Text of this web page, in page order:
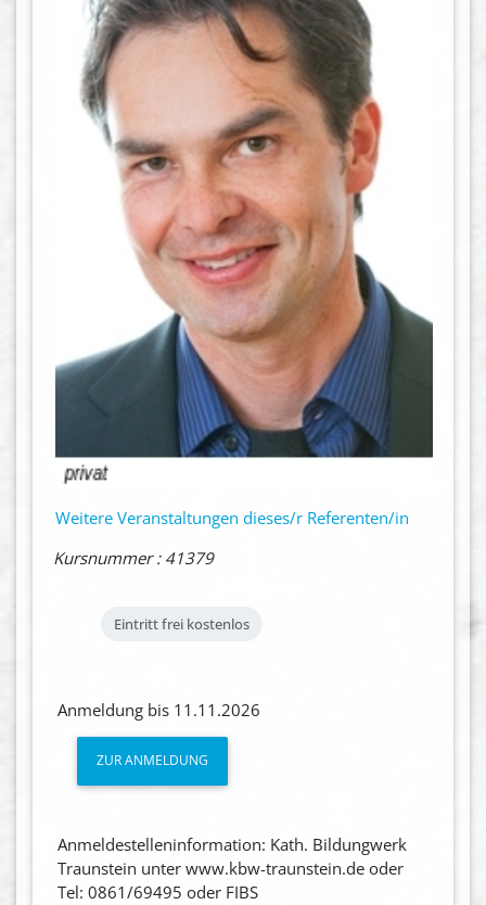
Weitere Veranstaltungen dieses/r Referenten/in
Kursnummer : 41379
Eintritt frei kostenlos
Anmeldung bis 11.11.2026
ZUR ANMELDUNG
Anmeldestelleninformation: Kath. Bildungwerk
Traunstein unter www.kbw-traunstein.de oder
Tel: 0861/69495 oder FIBS